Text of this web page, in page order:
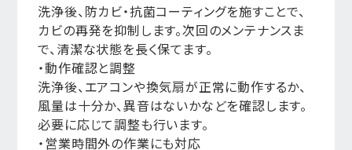
洗浄後、防カビ・抗菌コーティングを施すことで、
カビの再発を抑制します。次回のメンテナンスま
で、清潔な状態を長く保てます。
・動作確認と調整
洗浄後、エアコンや換気扇が正常に動作するか、
風量は十分か、異音はないかなどを確認します。
必要に応じて調整も行います。
・営業時間外の作業にも対応